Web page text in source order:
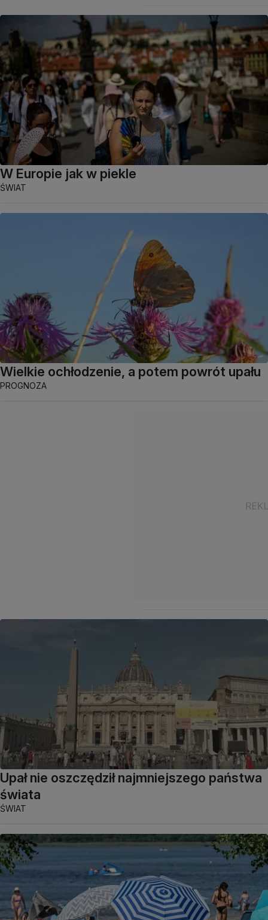
W Europie jak w piekle
ŚWIAT
Wielkie ochłodzenie, a potem powrót upału
PROGNOZA
Upał nie oszczędził najmniejszego państwa
świata
ŚWIAT